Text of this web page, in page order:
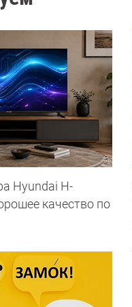
Hyundai H-
качество по